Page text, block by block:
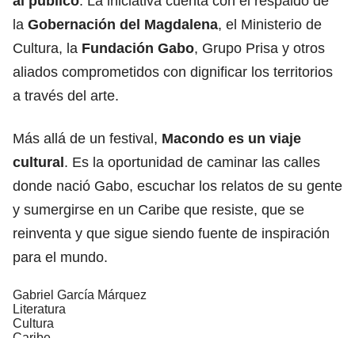
la Gobernación del Magdalena, el Ministerio de
Cultura, la Fundación Gabo, Grupo Prisa y otros
aliados comprometidos con dignificar los territorios
a través del arte.
Más allá de un festival, Macondo es un viaje
cultural. Es la oportunidad de caminar las calles
donde nació Gabo, escuchar los relatos de su gente
y sumergirse en un Caribe que resiste, que se
reinventa y que sigue siendo fuente de inspiración
para el mundo.
Gabriel García Márquez
Literatura
Cultura